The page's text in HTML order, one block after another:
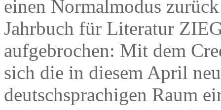
einen Normalmodus
Jahrbuch für Literatur
aufgebrochen: Mit dem
sich die in diesem April
deutschsprachigen Raum